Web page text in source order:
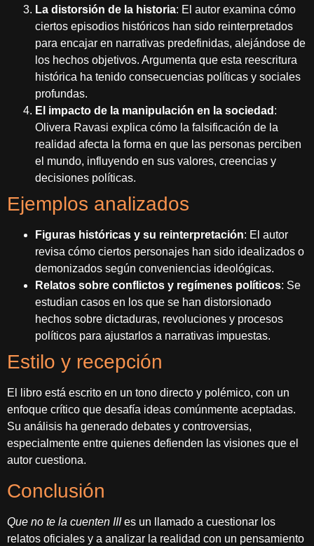
La distorsión de la historia: El autor examina cómo
ciertos episodios históricos han sido reinterpretados
para encajar en narrativas predefinidas, alejándose de
los hechos objetivos. Argumenta que esta reescritura
histórica ha tenido consecuencias políticas y sociales
profundas.
El impacto de la manipulación en la sociedad :
Olivera Ravasi explica cómo la falsificación de la
realidad afecta la forma en que las personas perciben
el mundo, influyendo en sus valores, creencias y
decisiones políticas.
Ejemplos analizados
Figuras históricas y su reinterpretación: El autor
revisa cómo ciertos personajes han sido idealizados o
demonizados según conveniencias ideológicas.
Relatos sobre conflictos y regímenes políticos: Se
estudian casos en los que se han distorsionado
hechos sobre dictaduras, revoluciones y procesos
políticos para ajustarlos a narrativas impuestas.
Estilo y recepción
El libro está escrito en un tono directo y polémico, con un
enfoque crítico que desafía ideas comúnmente aceptadas.
Su análisis ha generado debates y controversias,
especialmente entre quienes defienden las visiones que el
autor cuestiona.
Conclusión
Que no te la cuenten IIIes un llamado a cuestionar los
relatos oficiales y a analizar la realidad con un pensamiento